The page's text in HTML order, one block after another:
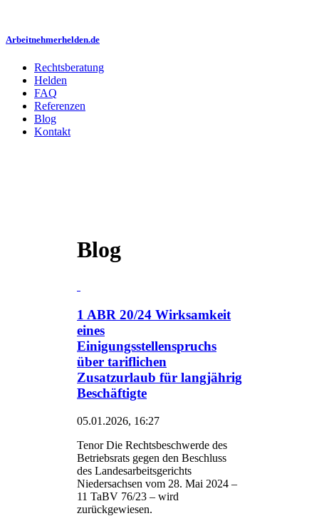
Arbeitnehmerhelden.de
Rechtsberatung
Helden
FAQ
Referenzen
Blog
Kontakt
Blog
1 ABR 20/24 Wirksamkeit
eines
Einigungsstellenspruchs
über tariflichen
Zusatzurlaub für langjährig
Beschäftigte
05.01.2026, 16:27
Tenor Die Rechtsbeschwerde des
Betriebsrats gegen den Beschluss
des Landesarbeitsgerichts
Niedersachsen vom 28. Mai 2024 –
11 TaBV 76/23 – wird
zurückgewiesen.